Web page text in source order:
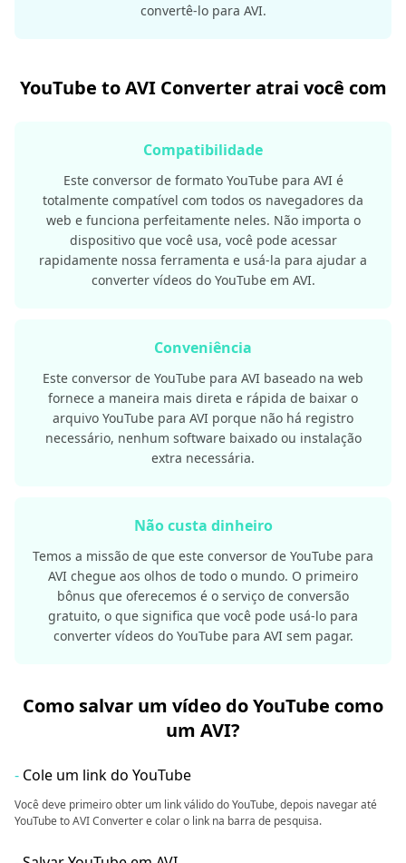
convertê-lo para AVI.
YouTube to AVI Converter atrai você com
Compatibilidade
Este conversor de formato YouTube para AVI é
totalmente compatível com todos os navegadores da
web e funciona perfeitamente neles. Não importa o
dispositivo que você usa, você pode acessar
rapidamente nossa ferramenta e usá-la para ajudar a
converter vídeos do YouTube em AVI.
Conveniência
Este conversor de YouTube para AVI baseado na web
fornece a maneira mais direta e rápida de baixar o
arquivo YouTube para AVI porque não há registro
necessário, nenhum software baixado ou instalação
extra necessária.
Não custa dinheiro
Temos a missão de que este conversor de YouTube para
AVI chegue aos olhos de todo o mundo. O primeiro
bônus que oferecemos é o serviço de conversão
gratuito, o que significa que você pode usá-lo para
converter vídeos do YouTube para AVI sem pagar.
Como salvar um vídeo do YouTube como
um AVI?
- Cole um link do YouTube
Você deve primeiro obter um link válido do YouTube, depois navegar até
YouTube to AVI Converter e colar o link na barra de pesquisa.